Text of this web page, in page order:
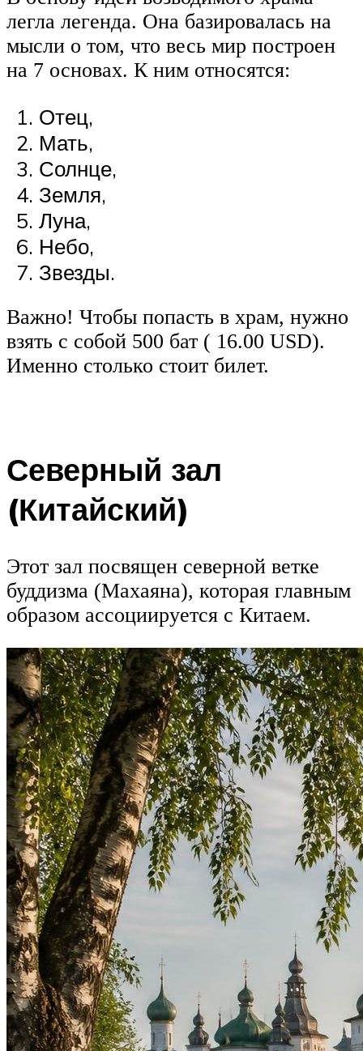
легла легенда. Она базировалась на
мысли о том, что весь мир построен
на 7 основах. К ним относятся:
Отец,
Мать,
Солнце,
Земля,
Луна,
Небо,
Звезды.
Важно! Чтобы попасть в храм, нужно
взять с собой 500 бат ( 16.00 USD).
Именно столько стоит билет.
Северный зал
(Китайский)
Этот зал посвящен северной ветке
буддизма (Махаяна), которая главным
образом ассоциируется с Китаем.